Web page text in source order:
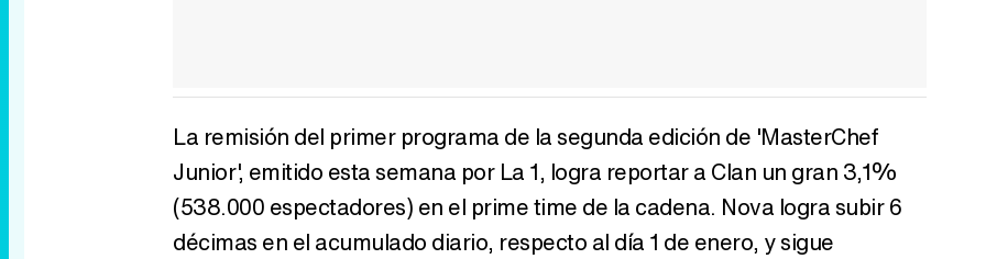
La remisión del primer programa de la segunda edición de 'MasterChef
Junior', emitido esta semana por La 1, logra reportar a Clan un gran 3,1%
(538.000 espectadores) en el prime time de la cadena. Nova logra subir 6
décimas en el acumulado diario, respecto al día 1 de enero, y sigue